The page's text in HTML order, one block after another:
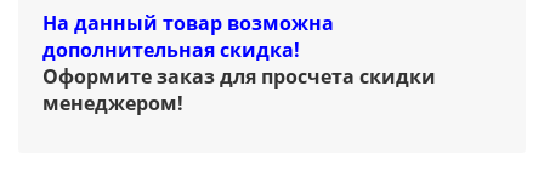
На данный товар возможна
дополнительная скидка!
Оформите заказ для просчета скидки
менеджером!